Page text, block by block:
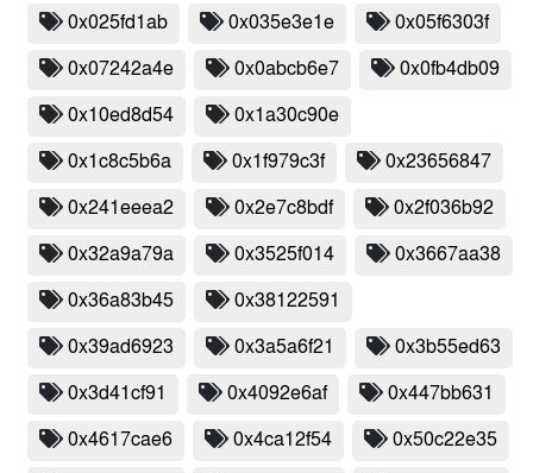
0x025fd1ab 0x035e3e1e 0x05f6303f
0x07242a4e 0x0abcb6e7 0x0fb4db09
0x10ed8d54 0x1a30c90e
0x1c8c5b6a 0x1f979c3f 0x23656847
0x241eeea2 0x2e7c8bdf 0x2f036b92
0x32a9a79a 0x3525f014 0x3667aa38
0x36a83b45 0x38122591
0x39ad6923 0x3a5a6f21 0x3b55ed63
0x3d41cf91 0x4092e6af 0x447bb631
0x4617cae6 0x4ca12f54 0x50c22e35